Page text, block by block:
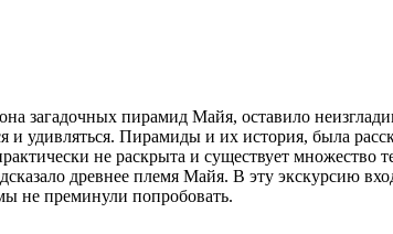
загадочных пирамид Майя, оставило
и удивляться. Пирамиды и их история, была
не раскрыта и существует множество
древнее племя Майя. В эту экскурсию
не преминули попробовать.